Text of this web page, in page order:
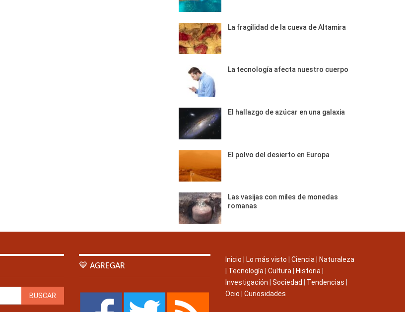
La fragilidad de la cueva de Altamira
La tecnología afecta nuestro cuerpo
El hallazgo de azúcar en una galaxia
El polvo del desierto en Europa
Las vasijas con miles de monedas
romanas
💙 AGREGAR
Inicio Lo más visto Ciencia
Naturaleza
Tecnología Cultura Historia
Investigación
Sociedad Tendencias
Ocio
Curiosidades